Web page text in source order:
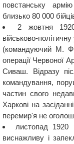
повстанську
близько 80 000
2 жовтня
військово-
(командуючий М.
операції Червоної
Сиваш. Відразу
командування,
частин свого
Харкові на
перемир'я не
листопад
виснажливу і